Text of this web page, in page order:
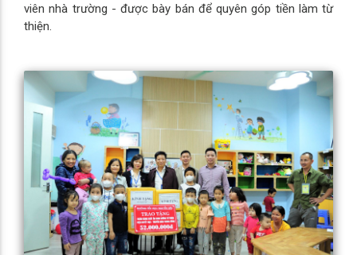
viên nhà trường - được bày bán để quyên góp tiền làm từ
thiện.